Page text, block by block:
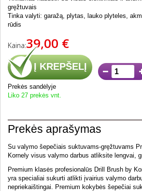
gręžtuvais
Tinka valyti: garažą, plytas, lauko plyteles,
rūdis
Kaina:39,00 €
Į KREPŠELĮ
Prekės sandėlyje
Liko 27 prekės vnt.
Prekės aprašymas
Su valymo šepečiais suktuvams-gręžtuvams
Kornely visus valymo darbus atliksite lengvai,
Premium klasės profesionalūs Drill Brush by
yra specialiai sukurti atlikti įvairius valymo
nepriekaištingai. Premium kokybės šepečiai